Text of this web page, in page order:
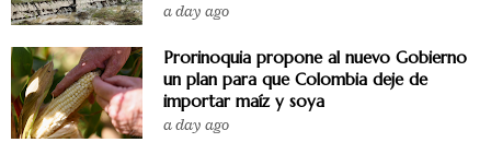
a day ago
Prorinoquia propone al nuevo Gobierno
un plan para que Colombia deje de
importar maíz y soya
a day ago